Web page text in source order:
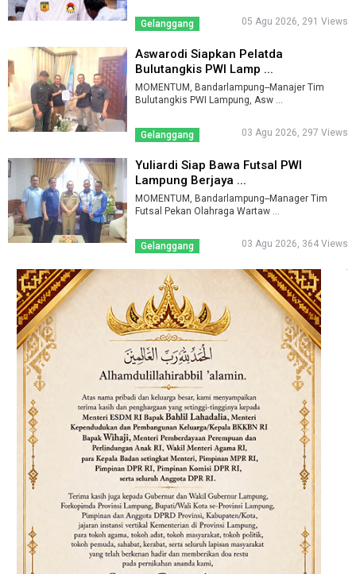
Gelanggang 05 Agu 2026, 291 Views
Aswarodi Siapkan Pelatda
Bulutangkis PWI Lamp ...
MOMENTUM, Bandarlampung--Manajer Tim
Bulutangkis PWI Lampung, Asw ...
Gelanggang 03 Agu 2026, 297 Views
Yuliardi Siap Bawa Futsal PWI
Lampung Berjaya ...
MOMENTUM, Bandarlampung--Manager Tim
Futsal Pekan Olahraga Wartaw ...
Gelanggang 03 Agu 2026, 364 Views